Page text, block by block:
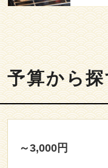
予算から
～3,000円